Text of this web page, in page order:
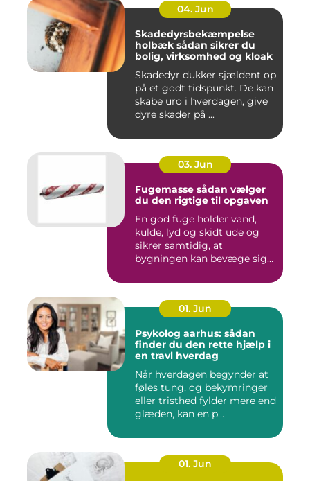
04. Jun
Skadedyrsbekæmpelse
holbæk sådan sikrer du
bolig, virksomhed og kloak
Skadedyr dukker sjældent op
på et godt tidspunkt. De kan
skabe uro i hverdagen, give
dyre skader på ...
03. Jun
Fugemasse sådan vælger
du den rigtige til opgaven
En god fuge holder vand,
kulde, lyd og skidt ude og
sikrer samtidig, at
bygningen kan bevæge sig
01. Jun
Psykolog aarhus: sådan
finder du den rette hjælp i
en travl hverdag
Når hverdagen begynder at
føles tung, og bekymringer
eller tristhed fylder mere end
glæden, kan en p...
01. Jun